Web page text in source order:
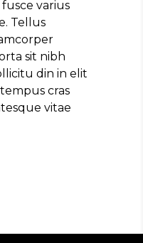
varius
Tellus
sit nibh
din in elit
cras
vitae